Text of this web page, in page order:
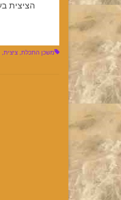
הציצית
משכן התכלת ציצית